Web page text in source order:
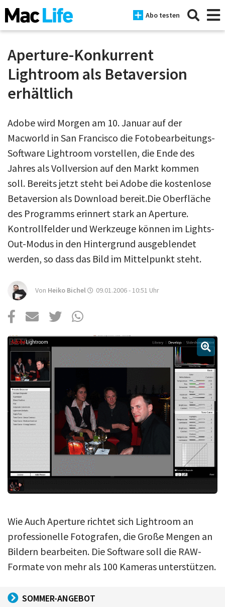
Abo testen
News
Mac
iPad
Tests
Tipps
Magazine
Über uns
Podcast
Mac Life+
Aperture-Konkurrent
Lightroom als Betaversion
erhältlich
Adobe wird Morgen am 10. Januar auf der
Macworld in San Francisco die Fotobearbeitungs-
Software Lightroom vorstellen, die Ende des
Jahres als Vollversion auf den Markt kommen
soll. Bereits jetzt steht bei Adobe die kostenlose
Betaversion als Download bereit.Die Oberfläche
des Programms erinnert stark an Aperture.
Kontrollfelder und Werkzeuge können im Lights-
Out-Modus in den Hintergrund ausgeblendet
werden, so dass das Bild im Mittelpunkt steht.
Von Heiko Bichel 09.01.2006 - 10:51 Uhr
Wie Auch Aperture richtet sich Lightroom an
professionelle Fotografen, die Große Mengen an
Bildern bearbeiten. Die Software soll die RAW-
Formate von mehr als 100 Kameras unterstützen.
SOMMER-ANGEBOT